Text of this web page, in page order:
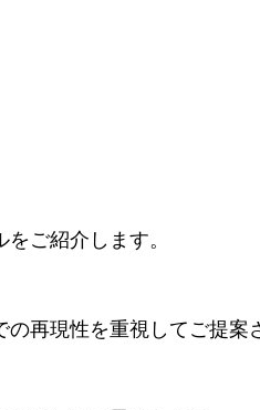
ご紹介します。
再現性を重視してご提案